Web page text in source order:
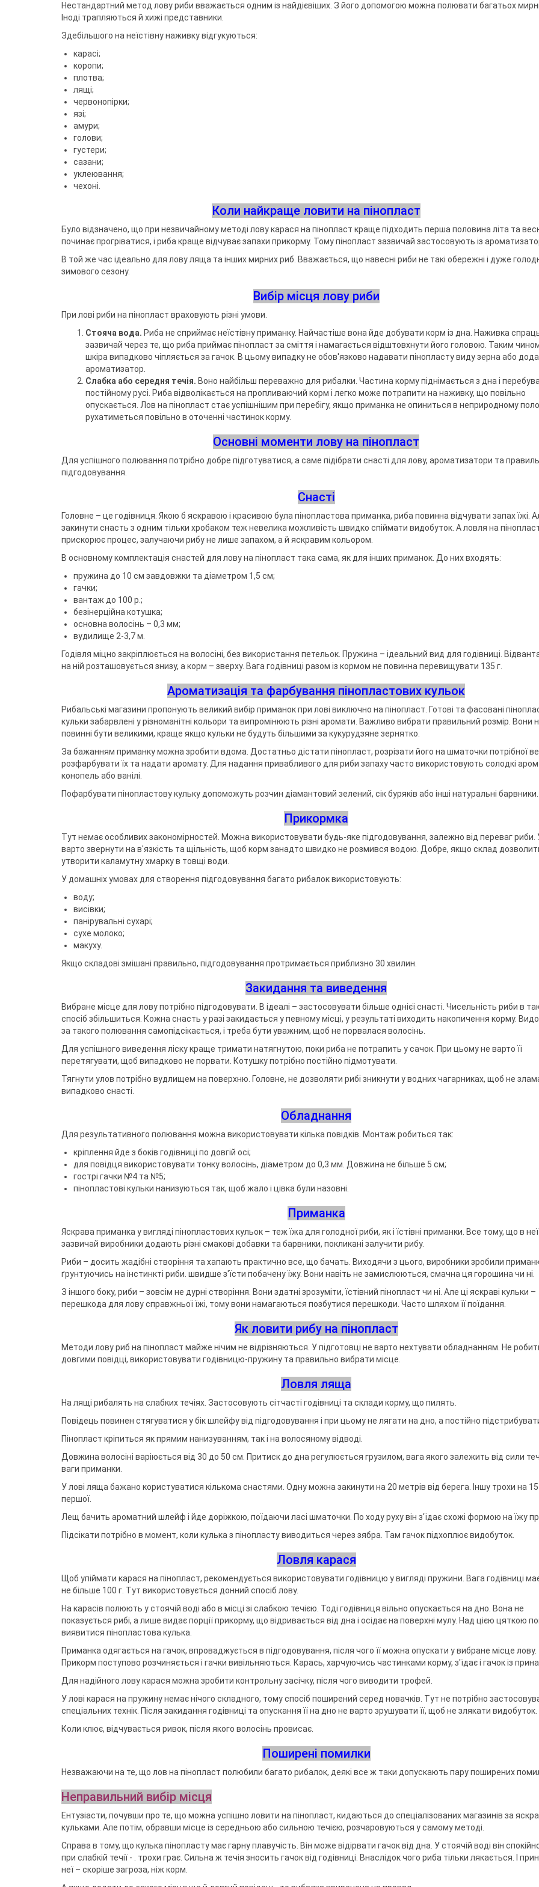
Чохли та сумки
спінінгіста
Грузила
Повідковий матеріал
Аксесуари для монтажу
Сигналізатори клювання
Підставки та тримачі
Рід-поди
Сіта
Джиг-ріг
Fanatik
SinkFish
Нестандартний метод лову риби вважається одним із найдієвіших. З його допомогою можна полювати багатьох
Іноді трапляються й хижі представники.
Здебільшого на неїстівну наживку відгукуються:
карасі;
коропи;
плотва;
лящі;
червонопірки;
язі;
амури;
голови;
густери;
сазани;
уклеювання;
чехоні.
Коли найкраще ловити на пінопласт
Було відзначено, що при незвичайному методі лову карася на пінопласт краще підходить перша половина літа та
починає прогріватися, і риба краще відчуває запахи прикорму. Тому пінопласт зазвичай застосовують із
В той же час ідеально для лову ляща та інших мирних риб. Вважається, що навесні риби не такі обережні і дуже
зимового сезону.
Вибір місця лову риби
При лові риби на пінопласт враховують різні умови.
Стояча вода. Риба не сприймає неїстівну приманку. Найчастіше вона йде добувати корм із дна. Наживка
зазвичай через те, що риба приймає пінопласт за сміття і намагається відштовхнути його головою. Таким
шкіра випадково чіпляється за гачок. В цьому випадку не обов'язково надавати пінопласту виду зерна або
ароматизатор.
Слабка або середня течія. Воно найбільш переважно для рибалки. Частина корму піднімається з дна і
постійному русі. Риба відволікається на пропливаючий корм і легко може потрапити на наживку, що повільно
опускається. Лов на пінопласт стає успішнішим при перебігу, якщо приманка не опиниться в неприродному
рухатиметься повільно в оточенні частинок корму.
Основні моменти лову на пінопласт
Для успішного полювання потрібно добре підготуватися, а саме підібрати снасті для лову, ароматизатори та
підгодовування.
Снасті
Головне – це годівниця. Якою б яскравою і красивою була пінопластова приманка, риба повинна відчувати запах їжі.
закинути снасть з одним тільки хробаком теж невелика можливість швидко спіймати видобуток. А ловля на
прискорює процес, залучаючи рибу не лише запахом, а й яскравим кольором.
В основному комплектація снастей для лову на пінопласт така сама, як для інших приманок. До них входять:
пружина до 10 см завдовжки та діаметром 1,5 см;
гачки;
вантаж до 100 р.;
безінерційна котушка;
основна волосінь – 0,3 мм;
вудилище 2-3,7 м.
Годівля міцно закріплюється на волосіні, без використання петельок. Пружина – ідеальний вид для годівниці.
на ній розташовується знизу, а корм – зверху. Вага годівниці разом із кормом не повинна перевищувати 135 г.
Ароматизація та фарбування пінопластових кульок
Рибальські магазини пропонують великий вибір приманок при лові виключно на пінопласт. Готові та фасовані
кульки забарвлені у різноманітні кольори та випромінюють різні аромати. Важливо вибрати правильний розмір. Вони
повинні бути великими, краще якщо кульки не будуть більшими за кукурудзяне зернятко.
За бажанням приманку можна зробити вдома. Достатньо дістати пінопласт, розрізати його на шматочки потрібної
розфарбувати їх та надати аромату. Для надання привабливого для риби запаху часто використовують солодкі
конопель або ванілі.
Пофарбувати пінопластову кульку допоможуть розчин діамантовий зелений, сік буряків або інші натуральні барвники.
Прикормка
Тут немає особливих закономірностей. Можна використовувати будь-яке підгодовування, залежно від переваг риби.
варто звернути на в'язкість та щільність, щоб корм занадто швидко не розмився водою. Добре, якщо склад
утворити каламутну хмарку в товщі води.
У домашніх умовах для створення підгодовування багато рибалок використовують:
воду;
висівки;
панірувальні сухарі;
сухе молоко;
макуху.
Якщо складові змішані правильно, підгодовування протримається приблизно 30 хвилин.
Закидання та виведення
Вибране місце для лову потрібно підгодовувати. В ідеалі – застосовувати більше однієї снасті. Чисельність риби в
спосіб збільшиться. Кожна снасть у разі закидається у певному місці, у результаті виходить накопичення корму.
за такого полювання самопідсікається, і треба бути уважним, щоб не порвалася волосінь.
Для успішного виведення ліску краще тримати натягнутою, поки риба не потрапить у сачок. При цьому не варто її
перетягувати, щоб випадково не порвати. Котушку потрібно постійно підмотувати.
Тягнути улов потрібно вудлищем на поверхню. Головне, не дозволяти рибі зникнути у водних чагарниках, щоб не
випадково снасті.
Обладнання
Для результативного полювання можна використовувати кілька повідків. Монтаж робиться так:
кріплення йде з боків годівниці по довгій осі;
для повідця використовувати тонку волосінь, діаметром до 0,3 мм. Довжина не більше 5 см;
гострі гачки №4 та №5;
пінопластові кульки нанизуються так, щоб жало і цівка були назовні.
Приманка
Яскрава приманка у вигляді пінопластових кульок – теж їжа для голодної риби, як і їстівні приманки. Все тому, що в неї
зазвичай виробники додають різні смакові добавки та барвники, покликані залучити рибу.
Риби – досить жадібні створіння та хапають практично все, що бачать. Виходячи з цього, виробники зробили
ґрунтуючись на інстинкті риби. швидше з'їсти побачену їжу. Вони навіть не замислюються, смачна ця горошина чи ні.
З іншого боку, риби – зовсім не дурні створіння. Вони здатні зрозуміти, їстівний пінопласт чи ні. Але ці яскраві кульки –
перешкода для лову справжньої їжі, тому вони намагаються позбутися перешкоди. Часто шляхом її поїдання.
Як ловити рибу на пінопласт
Методи лову риб на пінопласт майже нічим не відрізняються. У підготовці не варто нехтувати обладнанням. Не
довгими повідці, використовувати годівницю-пружину та правильно вибрати місце.
Ловля ляща
На лящі рибалять на слабких течіях. Застосовують сітчасті годівниці та склади корму, що пилять.
Повідець повинен стягуватися у бік шлейфу від підгодовування і при цьому не лягати на дно, а постійно
Пінопласт кріпиться як прямим нанизуванням, так і на волосяному відводі.
Довжина волосіні варіюється від 30 до 50 см. Притиск до дна регулюється грузилом, вага якого залежить від сили
ваги приманки.
У лові ляща бажано користуватися кількома снастями. Одну можна закинути на 20 метрів від берега. Іншу трохи на 15
першої.
Лещ бачить ароматний шлейф і йде доріжкою, поїдаючи ласі шматочки. По ходу руху він з'їдає схожі формою на їжу
Підсікати потрібно в момент, коли кулька з пінопласту виводиться через зябра. Там гачок підхоплює видобуток.
Ловля карася
Щоб упіймати карася на пінопласт, рекомендується використовувати годівницю у вигляді пружини. Вага годівниці
не більше 100 г. Тут використовується донний спосіб лову.
На карасів полюють у стоячій воді або в місці зі слабкою течією. Тоді годівниця вільно опускається на дно. Вона не
показується рибі, а лише видає порції прикорму, що відривається від дна і осідає на поверхні мулу. Над цією цяткою
виявитися пінопластова кулька.
Приманка одягається на гачок, впроваджується в підгодовування, після чого її можна опускати у вибране місце лову.
Прикорм поступово розчиняється і гачки вивільняються. Карась, харчуючись частинками корму, з'їдає і гачок із
Для надійного лову карася можна зробити контрольну засічку, після чого виводити трофей.
У лові карася на пружину немає нічого складного, тому спосіб поширений серед новачків. Тут не потрібно
спеціальних технік. Після закидання годівниці та опускання її на дно не варто зрушувати її, щоб не злякати видобуток.
Коли клює, відчувається ривок, після якого волосінь провисає.
Поширені помилки
Незважаючи на те, що лов на пінопласт полюбили багато рибалок, деякі все ж таки допускають пару поширених
Неправильний вибір місця
Ентузіасти, почувши про те, що можна успішно ловити на пінопласт, кидаються до спеціалізованих магазинів за
кульками. Але потім, обравши місце із середньою або сильною течією, розчаровуються у самому методі.
Справа в тому, що кулька пінопласту має гарну плавучість. Він може відірвати гачок від дна. У стоячій воді він
при слабкій течії - . трохи грає. Сильна ж течія зносить гачок від годівниці. Внаслідок чого риба тільки лякається. І
неї – скоріше загроза, ніж корм.